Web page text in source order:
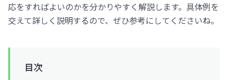
応をすればよいのかを分かりやすく解説します。具体例を
交えて詳しく説明するので、ぜひ参考にしてくださいね。
目次